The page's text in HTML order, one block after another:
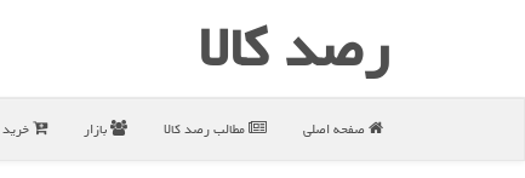
رصد كالا
صفحه اصلی مطالب رصد كالا بازار خرید